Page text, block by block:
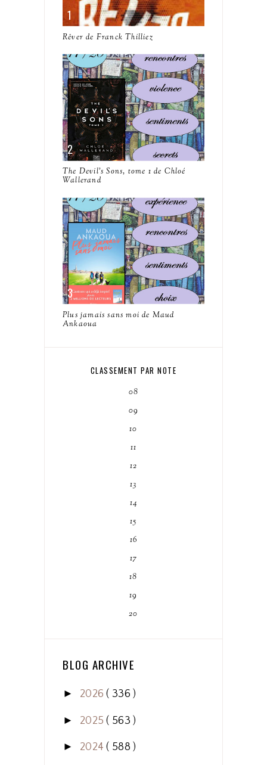
Rêver de Franck Thilliez
The Devil's Sons, tome 1 de Chloé
Wallerand
Plus jamais sans moi de Maud
Ankaoua
CLASSEMENT PAR NOTE
08
09
10
11
12
13
14
15
16
17
18
19
20
BLOG ARCHIVE
► 2026( 336 )
► 2025( 563 )
► 2024( 588 )